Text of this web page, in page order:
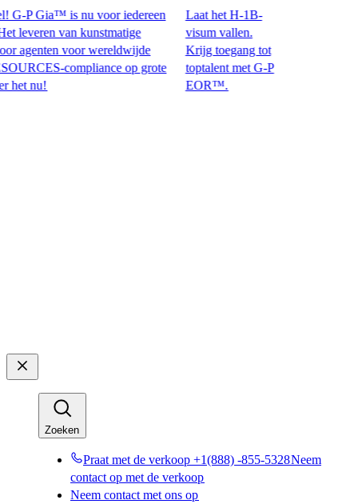
Gia™ is nu voor iedereen
van kunstmatige
voor wereldwijde
compliance op grote
nu!​​
Laat het H-1B-
visum vallen.
Krijg toegang tot
toptalent met G-P
EOR™.​​
Zoeken​​
Praat met de verkoop +1(888) -855-5328​​Neem
contact op met de verkoop​​
Neem contact met ons op​​